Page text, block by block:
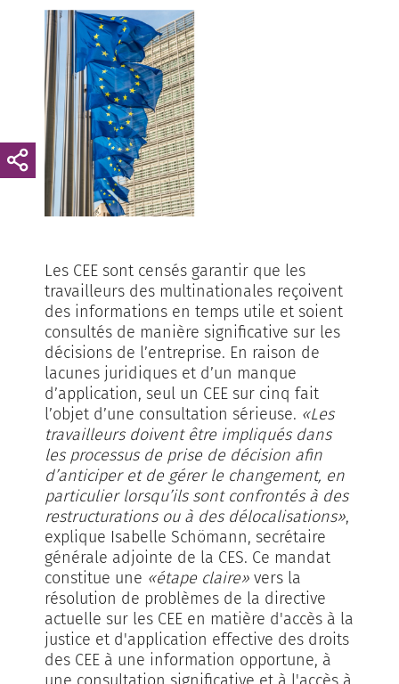
Les CEE sont censés garantir que les
travailleurs des multinationales reçoivent
des informations en temps utile et soient
consultés de manière significative sur les
décisions de l’entreprise. En raison de
lacunes juridiques et d’un manque
d’application, seul un CEE sur cinq fait
l’objet d’une consultation sérieuse. «Les
travailleurs doivent être impliqués dans
les processus de prise de décision afin
d’anticiper et de gérer le changement, en
particulier lorsqu’ils sont confrontés à des
restructurations ou à des délocalisations»,
explique Isabelle Schömann, secrétaire
générale adjointe de la CES. Ce mandat
constitue une «étape claire» vers la
résolution de problèmes de la directive
actuelle sur les CEE en matière d'accès à la
justice et d'application effective des droits
des CEE à une information opportune, à